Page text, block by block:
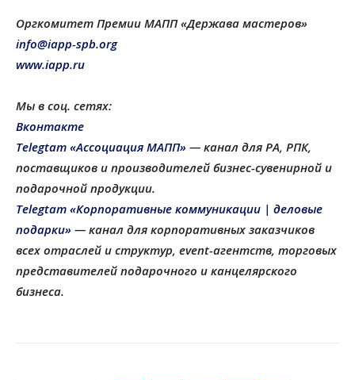
Оргкомитет Премии МАПП «Держава мастеров»
info@iapp-spb.org
www.iapp.ru
Мы в соц. сетях:
Вконтакте
Telegtam «Ассоциация МАПП» — канал для РА, РПК,
поставщиков и производителей бизнес-сувенирной и
подарочной продукции.
Telegtam «Корпоративные коммуникации | деловые
подарки» — канал для корпоративных заказчиков
всех отраслей и структур, еvent-агентств, торговых
представителей подарочного и канцелярского
бизнеса.